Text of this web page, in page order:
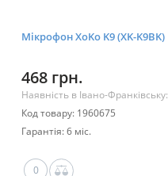
Мікрофон XoKo K9 (XK-K9BK)
468 грн.
Наявність в Івано-Франківську:
Код товару: 1960675
Гарантія: 6 міс.
0